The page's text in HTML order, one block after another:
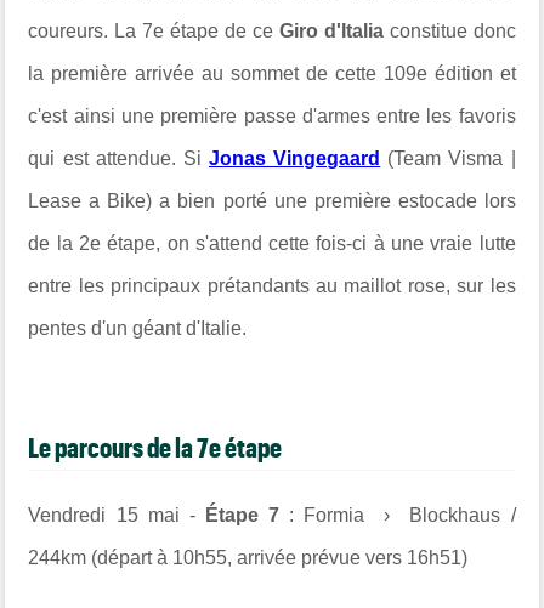
coureurs. La 7e étape de ce Giro d'Italia constitue donc
la première arrivée au sommet de cette 109e édition et
c'est ainsi une première passe d'armes entre les favoris
qui est attendue. Si Jonas Vingegaard (Team Visma |
Lease a Bike) a bien porté une première estocade lors
de la 2e étape, on s'attend cette fois-ci à une vraie lutte
entre les principaux prétandants au maillot rose, sur les
pentes d'un géant d'Italie.
Le parcours de la 7e étape
Vendredi 15 mai - Étape 7 : Formia › Blockhaus /
244km (départ à 10h55, arrivée prévue vers 16h51)